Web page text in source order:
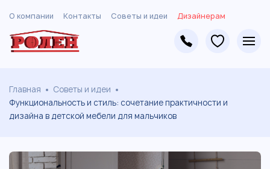
О компании Контакты Советы и идеи Дизайнерам
Главная
Советы и идеи
Функциональность и стиль: сочетание практичности и
дизайна в детской мебели для мальчиков